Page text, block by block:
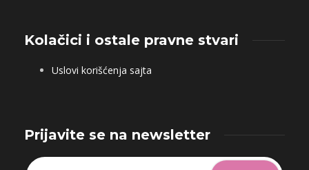
Kolačici i ostale pravne stvari
Uslovi korišćenja sajta
Prijavite se na newsletter